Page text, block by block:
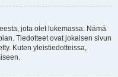
jota olet lukemassa. Nämä
Tiedotteet ovat jokaisen sivun
Kuten yleistiedotteissa,